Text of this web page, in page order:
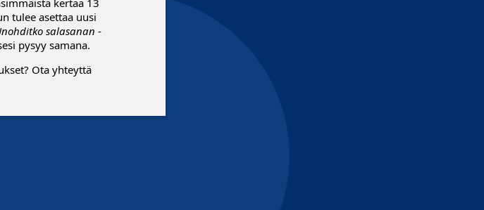
kertaa 13
tulee asettaa uusi
salasanan -
pysyy samana.
Ota yhteyttä